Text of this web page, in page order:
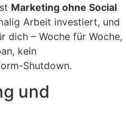
Marketing ohne Social
Arbeit investiert, und
dich – Woche für Woche,
kein
Shutdown.
und